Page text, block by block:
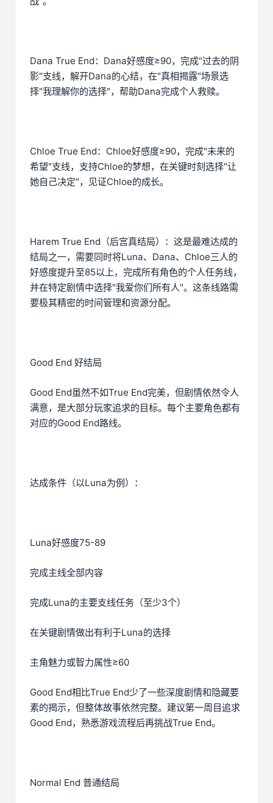
Dana True End：Dana好感度≥90，完成"过去的阴
影"支线，解开Dana的心结，在"真相揭露"场景选
择"我理解你的选择"，帮助Dana完成个人救赎。
Chloe True End：Chloe好感度≥90，完成"未来的
希望"支线，支持Chloe的梦想，在关键时刻选择"让
她自己决定"，见证Chloe的成长。
Harem True End（后宫真结局）：这是最难达成的
结局之一，需要同时将Luna、Dana、Chloe三人的
好感度提升至85以上，完成所有角色的个人任务线，
并在特定剧情中选择"我爱你们所有人"。这条线路需
要极其精密的时间管理和资源分配。
Good End 好结局
Good End虽然不如True End完美，但剧情依然令人
满意，是大部分玩家追求的目标。每个主要角色都有
对应的Good End路线。
达成条件（以Luna为例）：
Luna好感度75-89
完成主线全部内容
完成Luna的主要支线任务（至少3个）
在关键剧情做出有利于Luna的选择
主角魅力或智力属性≥60
Good End相比True End少了一些深度剧情和隐藏要
素的揭示，但整体故事依然完整。建议第一周目追求
Good End，熟悉游戏流程后再挑战True End。
Normal End 普通结局